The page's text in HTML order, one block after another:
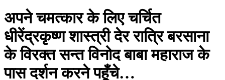
अपने चमत्कार के लिए चर्चित
धीरेंद्रकृष्ण शास्त्री देर रात्रि बरसाना
के विरक्त सन्त विनोद बाबा महाराज के
पास दर्शन करने पहूँचे…